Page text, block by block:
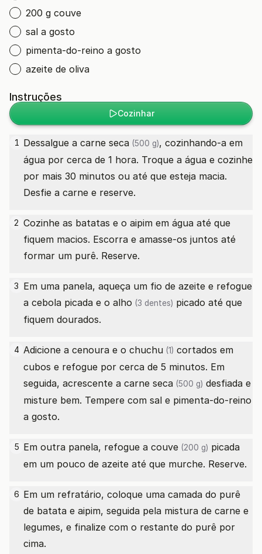
200 g couve
sal a gosto
pimenta-do-reino a gosto
azeite de oliva
Instruções
Cozinhar
1 Dessalgue a carne seca (500 g), cozinhando-a em
água por cerca de 1 hora. Troque a água e cozinhe
por mais 30 minutos ou até que esteja macia.
Desfie a carne e reserve.
2 Cozinhe as batatas e o aipim em água até que
fiquem macios. Escorra e amasse-os juntos até
formar um purê. Reserve.
3 Em uma panela, aqueça um fio de azeite e refogue
a cebola picada e o alho (3 dentes) picado até que
fiquem dourados.
4 Adicione a cenoura e o chuchu (1) cortados em
cubos e refogue por cerca de 5 minutos. Em
seguida, acrescente a carne seca (500 g) desfiada e
misture bem. Tempere com sal e pimenta-do-reino
a gosto.
5 Em outra panela, refogue a couve (200 g) picada
em um pouco de azeite até que murche. Reserve.
6 Em um refratário, coloque uma camada do purê
de batata e aipim, seguida pela mistura de carne e
legumes, e finalize com o restante do purê por
cima.